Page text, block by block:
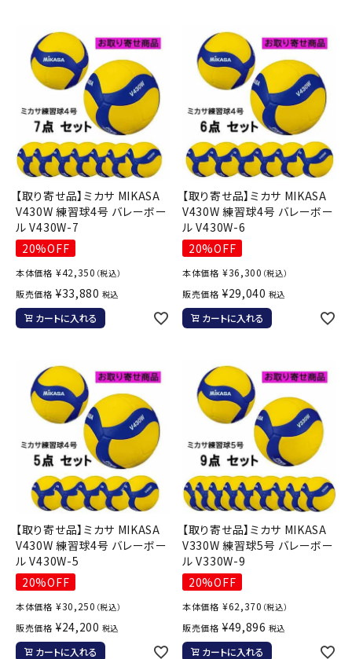
【取り寄せ品】ミカサ MIKASA
V430W 練習球4号 バレーボー
ル V430W-7
20%OFF
本体価格 ¥42,350 （税込）
販売価格 ¥33,880 税込
カートに入れる
【取り寄せ品】ミカサ MIKASA
V430W 練習球4号 バレーボー
ル V430W-6
20%OFF
本体価格 ¥36,300 （税込）
販売価格 ¥29,040 税込
カートに入れる
【取り寄せ品】ミカサ MIKASA
V430W 練習球4号 バレーボー
ル V430W-5
20%OFF
本体価格 ¥30,250 （税込）
販売価格 ¥24,200 税込
カートに入れる
【取り寄せ品】ミカサ MIKASA
V330W 練習球5号 バレーボー
ル V330W-9
20%OFF
本体価格 ¥62,370 （税込）
販売価格 ¥49,896 税込
カートに入れる